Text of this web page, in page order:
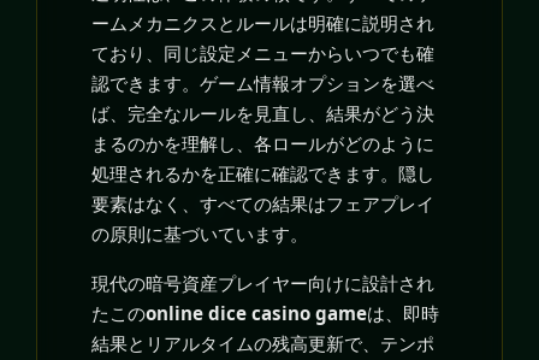
ームメカニクスとルールは明確に説明され
ており、同じ設定メニューからいつでも確
認できます。ゲーム情報オプションを選べ
ば、完全なルールを見直し、結果がどう決
まるのかを理解し、各ロールがどのように
処理されるかを正確に確認できます。隠し
要素はなく、すべての結果はフェアプレイ
の原則に基づいています。
現代の暗号資産プレイヤー向けに設計され
たこのonline dice casino gameは、即時
結果とリアルタイムの残高更新で、テンポ